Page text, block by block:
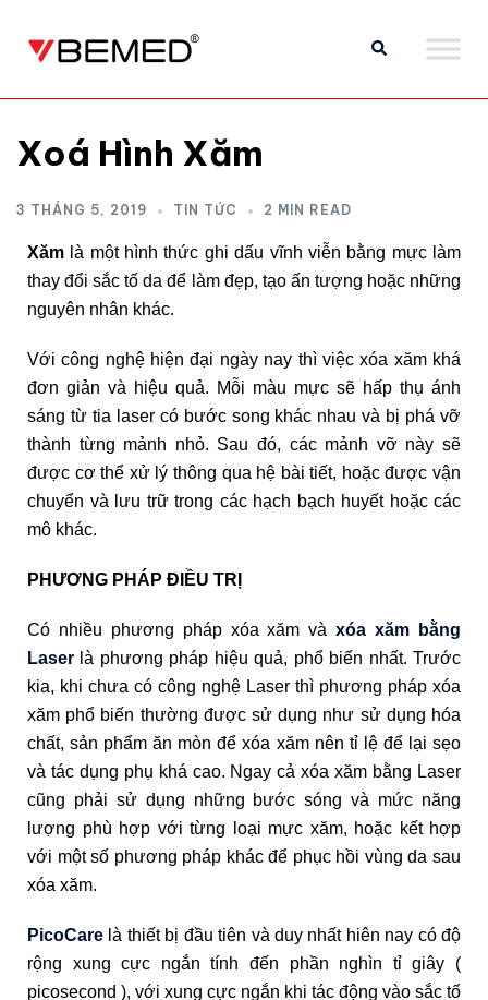
Xoá Hình Xăm
3 THÁNG 5, 2019 TIN TỨC 2 MIN READ
Xăm là một hình thức ghi dấu vĩnh viễn bằng mực làm
thay đổi sắc tố da để làm đẹp, tạo ấn tượng hoặc những
nguyên nhân khác.
Với công nghệ hiện đại ngày nay thì việc xóa xăm khá
đơn giản và hiệu quả. Mỗi màu mực sẽ hấp thụ ánh
sáng từ tia laser có bước song khác nhau và bị phá vỡ
thành từng mảnh nhỏ. Sau đó, các mảnh vỡ này sẽ
được cơ thể xử lý thông qua hệ bài tiết, hoặc được vận
chuyển và lưu trữ trong các hạch bạch huyết hoặc các
mô khác.
PHƯƠNG PHÁP ĐIỀU TRỊ
Có nhiều phương pháp xóa xăm vàxóa xăm bằng
Laser là phương pháp hiệu quả, phổ biến nhất. Trước
kia, khi chưa có công nghệ Laser thì phương pháp xóa
xăm phổ biến thường được sử dụng như sử dụng hóa
chất, sản phẩm ăn mòn để xóa xăm nên tỉ lệ để lại sẹo
và tác dụng phụ khá cao. Ngay cả xóa xăm bằng Laser
cũng phải sử dụng những bước sóng và mức năng
lượng phù hợp với từng loại mực xăm, hoặc kết hợp
với một số phương pháp khác để phục hồi vùng da sau
xóa xăm.
PicoCare là thiết bị đầu tiên và duy nhất hiên nay có độ
rộng xung cực ngắn tính đến phần nghìn tỉ giây (
picosecond ), với xung cực ngắn khi tác động vào sắc tố